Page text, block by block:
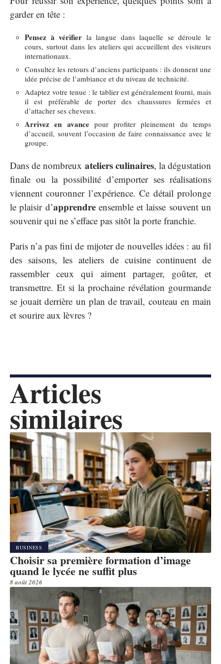
garder en tête :
Pensez à vérifier la langue dans laquelle se déroule le
cours, surtout dans les ateliers qui accueillent des visiteurs
internationaux.
Consultez les retours d’anciens participants : ils donnent une
idée précise de l’ambiance et du niveau de technicité.
Adaptez votre tenue : le tablier est généralement fourni, mais
il est préférable de porter des chaussures fermées et
d’attacher ses cheveux.
Arrivez en avancepour profiter pleinement du temps
d’accueil, souvent l’occasion de faire connaissance avec le
groupe.
Dans de nombreux ateliers culinaires, la dégustation
finale ou la possibilité d’emporter ses réalisations
viennent couronner l’expérience. Ce détail prolonge
le plaisir d’apprendreensemble et laisse souvent un
souvenir qui ne s’efface pas sitôt la porte franchie.
Paris n’a pas fini de mijoter de nouvelles idées : au fil
des saisons, les ateliers de cuisine continuent de
rassembler ceux qui aiment partager, goûter, et
transmettre. Et si la prochaine révélation gourmande
se jouait derrière un plan de travail, couteau en main
et sourire aux lèvres ?
Articles
similaires
BUSINESS
Choisir sa première formation d’image
quand le lycée ne suffit plus
8 août 2026